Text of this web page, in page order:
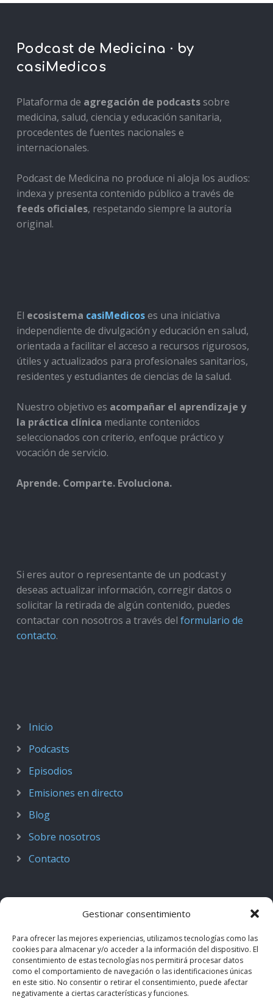
Gestionar consentimiento
Para ofrecer las mejores experiencias, utilizamos tecnologías como las
cookies para almacenar y/o acceder a la información del dispositivo. El
consentimiento de estas tecnologías nos permitirá procesar datos
como el comportamiento de navegación o las identificaciones únicas
en este sitio. No consentir o retirar el consentimiento, puede afectar
negativamente a ciertas características y funciones.
Podcast de Medicina · by
casiMedicos
Plataforma de agregación de podcastssobre
medicina, salud, ciencia y educación sanitaria,
procedentes de fuentes nacionales e
internacionales.
Podcast de Medicina no produce ni aloja los audios:
indexa y presenta contenido público a través de
feeds oficiales, respetando siempre la autoría
original.
El ecosistema casiMedicoses una iniciativa
independiente de divulgación y educación en salud,
orientada a facilitar el acceso a recursos rigurosos,
útiles y actualizados para profesionales sanitarios,
residentes y estudiantes de ciencias de la salud.
Nuestro objetivo es acompañar el aprendizaje y
la práctica clínica mediante contenidos
seleccionados con criterio, enfoque práctico y
vocación de servicio.
Aprende. Comparte. Evoluciona.
Si eres autor o representante de un podcast y
deseas actualizar información, corregir datos o
solicitar la retirada de algún contenido, puedes
contactar con nosotros a través del formulario de
contacto.
Inicio
Podcasts
Episodios
Emisiones en directo
Blog
Sobre nosotros
Contacto